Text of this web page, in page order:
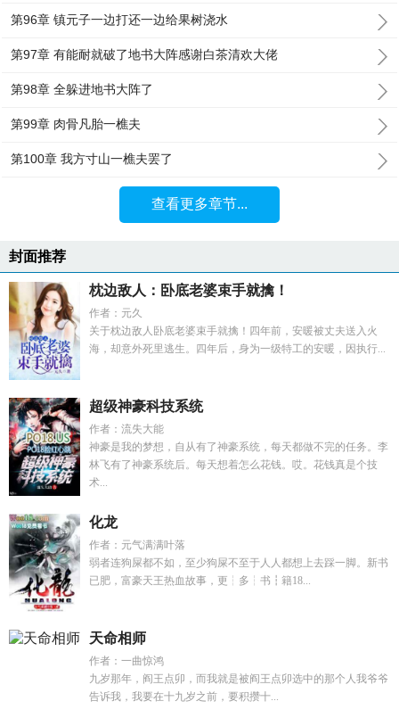
第96章 镇元子一边打还一边给果树浇水
第97章 有能耐就破了地书大阵感谢白茶清欢大佬
第98章 全躲进地书大阵了
第99章 肉骨凡胎一樵夫
第100章 我方寸山一樵夫罢了
查看更多章节...
封面推荐
枕边敌人：卧底老婆束手就擒！
作者：元久
关于枕边敌人卧底老婆束手就擒！四年前，安暖被丈夫送入火
海，却意外死里逃生。四年后，身为一级特工的安暖，因执行...
超级神豪科技系统
作者：流失大能
神豪是我的梦想，自从有了神豪系统，每天都做不完的任务。李
林飞有了神豪系统后。每天想着怎么花钱。哎。花钱真是个技
术...
化龙
作者：元气满满叶落
弱者连狗屎都不如，至少狗屎不至于人人都想上去踩一脚。新书
已肥，富豪天王热血故事，更┆多┆书┇籍18...
天命相师
作者：一曲惊鸿
九岁那年，阎王点卯，而我就是被阎王点卯选中的那个人我爷爷
告诉我，我要在十九岁之前，要积攒十...